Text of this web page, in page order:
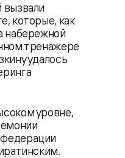
вызвали
которые, как
набережной
тренажере
удалось
уровне,